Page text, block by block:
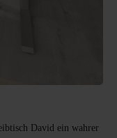
David ein wahrer